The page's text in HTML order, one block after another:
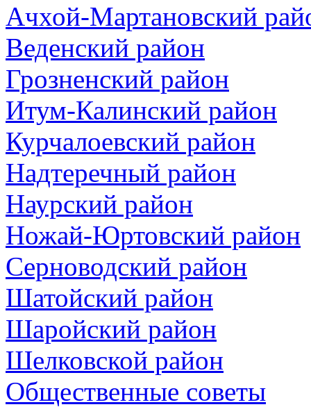
Ачхой-Мартановский
Веденский район
Грозненский район
Итум-Калинский район
Курчалоевский район
Надтеречный район
Наурский район
Ножай-Юртовский район
Серноводский район
Шатойский район
Шаройский район
Шелковской район
Общественные советы